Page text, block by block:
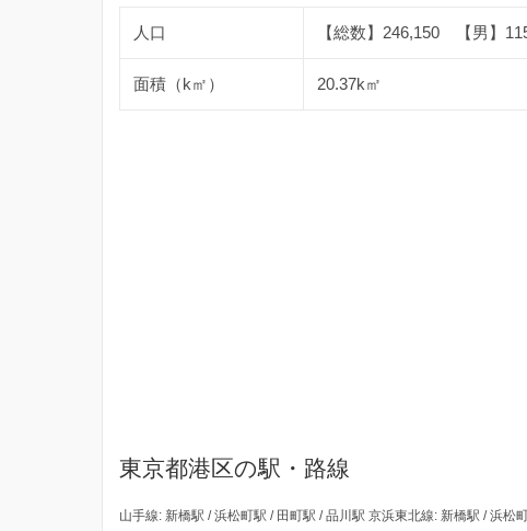
人口 【総数】246,150 【男】
面積（k㎡） 20.37k㎡
東京都港区の駅・路線
山手線: 新橋駅 / 浜松町駅 / 田町駅 / 品川駅 京浜東北線: 新橋駅 / 浜